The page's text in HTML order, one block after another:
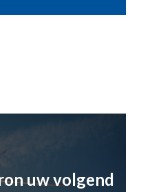
uw volgend